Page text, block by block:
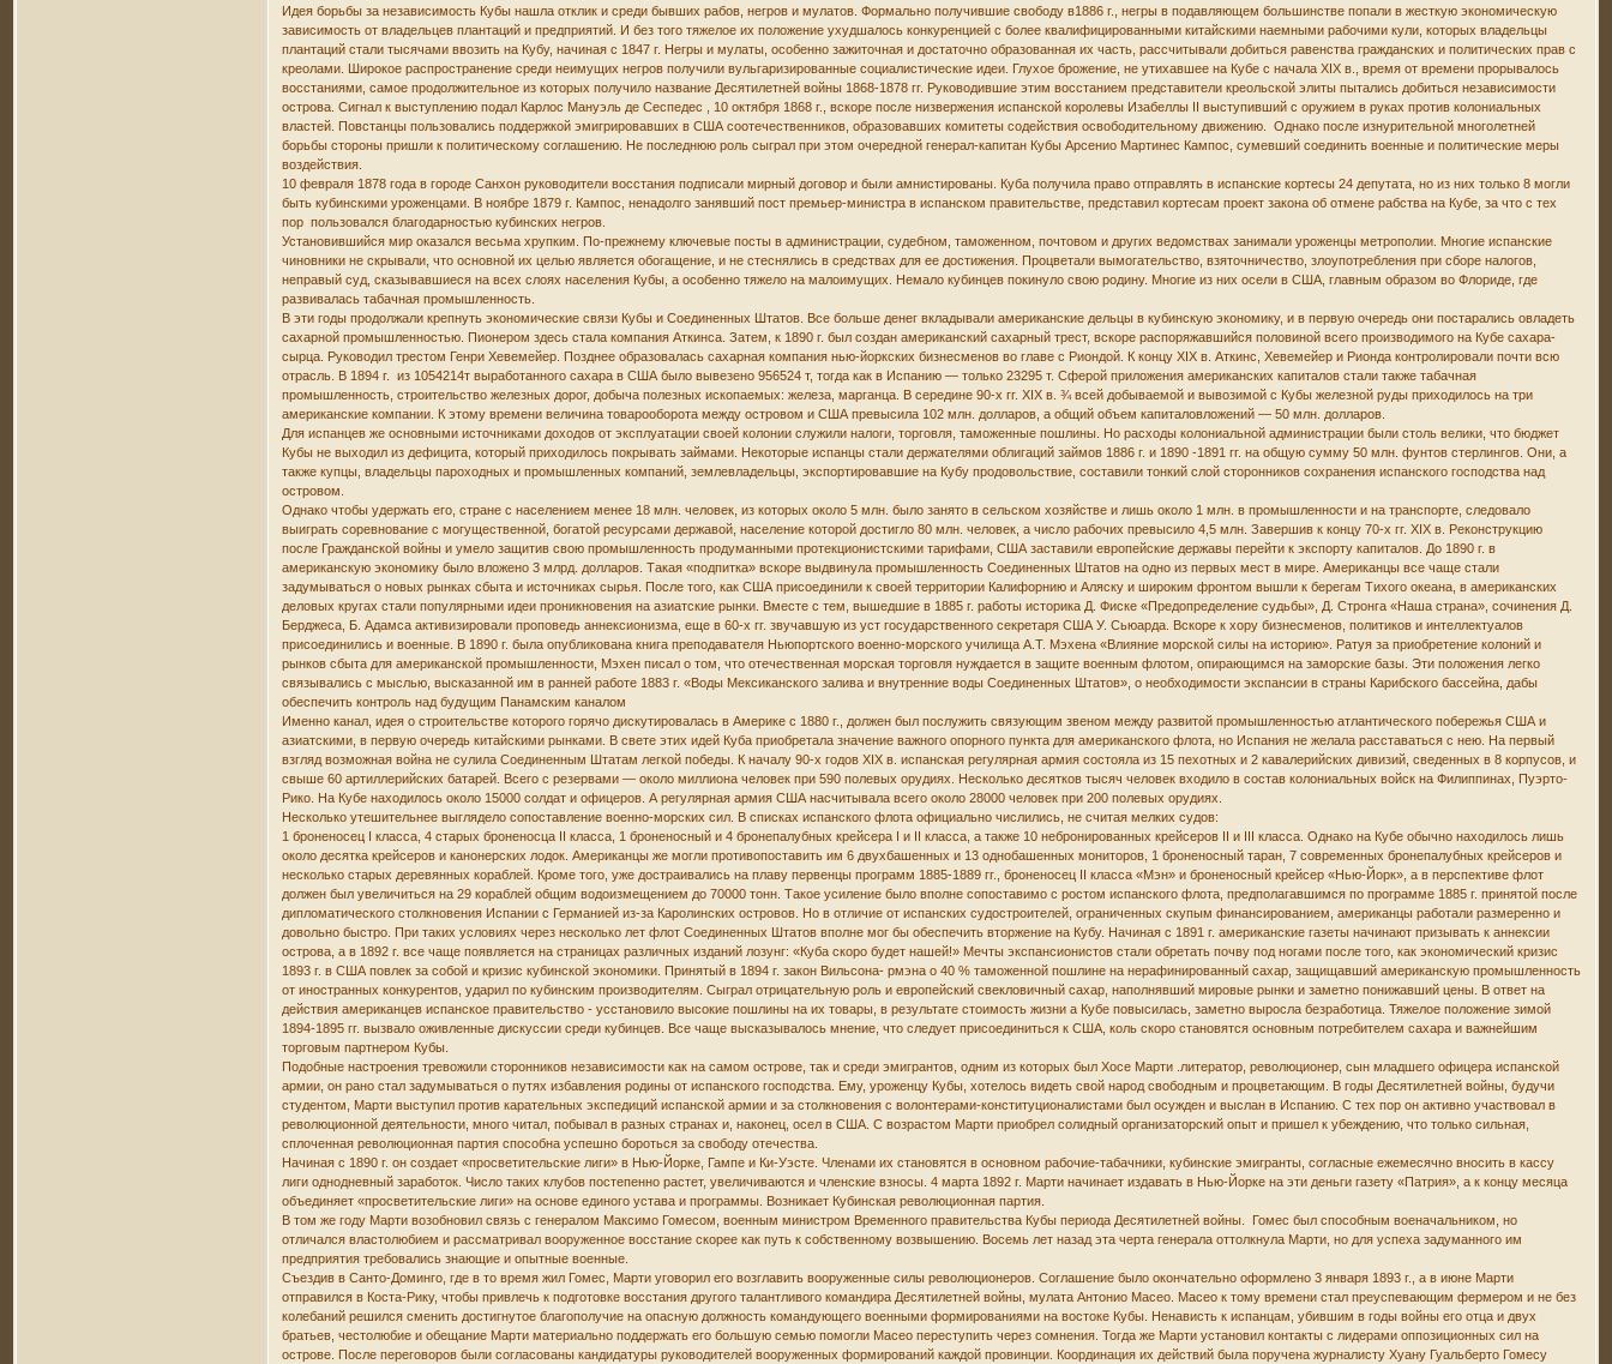
Идея борьбы за независимость Кубы нашла отклик и среди бывших рабов, негров и мулатов. Формально получившие свободу в1886 г., негры в подавляющем большинстве попали в жесткую экономическую
зависимость от владельцев плантаций и предприятий. И без того тяжелое их положение ухудшалось конкуренцией с более квалифицированными китайскими наемными рабочими кули, которых владельцы
плантаций стали тысячами ввозить на Кубу, начиная с 1847 г. Негры и мулаты, особенно зажиточная и достаточно образованная их часть, рассчитывали добиться равенства гражданских и политических прав с
креолами. Широкое распространение среди неимущих негров получили вульгаризированные социалистические идеи. Глухое брожение, не утихавшее на Кубе с начала XIX в., время от времени прорывалось
восстаниями, самое продолжительное из которых получило название Десятилетней войны 1868-1878 гг. Руководившие этим восстанием представители креольской элиты пытались добиться независимости
острова. Сигнал к выступлению подал Карлос Мануэль де Сеспедес , 10 октября 1868 г., вскоре после низвержения испанской королевы Изабеллы II выступивший с оружием в руках против колониальных
властей. Повстанцы пользовались поддержкой эмигрировавших в США соотечественников, образовавших комитеты содействия освободительному движению. Однако после изнурительной многолетней
борьбы стороны пришли к политическому соглашению. Не последнюю роль сыграл при этом очередной генерал-капитан Кубы Арсенио Мартинес Кампос, сумевший соединить военные и политические меры
воздействия.
10 февраля 1878 года в городе Санхон руководители восстания подписали мирный договор и были амнистированы. Куба получила право отправлять в испанские кортесы 24 депутата, но из них только 8 могли
быть кубинскими уроженцами. В ноябре 1879 г. Кампос, ненадолго занявший пост премьер-министра в испанском правительстве, представил кортесам проект закона об отмене рабства на Кубе, за что с тех
пор пользовался благодарностью кубинских негров.
Установившийся мир оказался весьма хрупким. По-прежнему ключевые посты в администрации, судебном, таможенном, почтовом и других ведомствах занимали уроженцы метрополии. Многие испанские
чиновники не скрывали, что основной их целью является обогащение, и не стеснялись в средствах для ее достижения. Процветали вымогательство, взяточничество, злоупотребления при сборе налогов,
неправый суд, сказывавшиеся на всех слоях населения Кубы, а особенно тяжело на малоимущих. Немало кубинцев покинуло свою родину. Многие из них осели в США, главным образом во Флориде, где
развивалась табачная промышленность.
В эти годы продолжали крепнуть экономические связи Кубы и Соединенных Штатов. Все больше денег вкладывали американские дельцы в кубинскую экономику, и в первую очередь они постарались овладеть
сахарной промышленностью. Пионером здесь стала компания Аткинса. Затем, к 1890 г. был создан американский сахарный трест, вскоре распоряжавшийся половиной всего производимого на Кубе сахара-
сырца. Руководил трестом Генри Хевемейер. Позднее образовалась сахарная компания нью-йоркских бизнесменов во главе с Риондой. К концу XIX в. Аткинс, Хевемейер и Рионда контролировали почти всю
отрасль. В 1894 г. из 1054214т выработанного сахара в США было вывезено 956524 т, тогда как в Испанию — только 23295 т. Сферой приложения американских капиталов стали также табачная
промышленность, строительство железных дорог, добыча полезных ископаемых: железа, марганца. В середине 90-х гг. XIX в. ¾ всей добываемой и вывозимой с Кубы железной руды приходилось на три
американские компании. К этому времени величина товарооборота между островом и США превысила 102 млн. долларов, а общий объем капиталовложений — 50 млн. долларов.
Для испанцев же основными источниками доходов от эксплуатации своей колонии служили налоги, торговля, таможенные пошлины. Но расходы колониальной администрации были столь велики, что бюджет
Кубы не выходил из дефицита, который приходилось покрывать займами. Некоторые испанцы стали держателями облигаций займов 1886 г. и 1890 -1891 гг. на общую сумму 50 млн. фунтов стерлингов. Они, а
также купцы, владельцы пароходных и промышленных компаний, землевладельцы, экспортировавшие на Кубу продовольствие, составили тонкий слой сторонников сохранения испанского господства над
островом.
Однако чтобы удержать его, стране с населением менее 18 млн. человек, из которых около 5 млн. было занято в сельском хозяйстве и лишь около 1 млн. в промышленности и на транспорте, следовало
выиграть соревнование с могущественной, богатой ресурсами державой, население которой достигло 80 млн. человек, а число рабочих превысило 4,5 млн. Завершив к концу 70-х гг. XIX в. Реконструкцию
после Гражданской войны и умело защитив свою промышленность продуманными протекционистскими тарифами, США заставили европейские державы перейти к экспорту капиталов. До 1890 г. в
американскую экономику было вложено 3 млрд. долларов. Такая «подпитка» вскоре выдвинула промышленность Соединенных Штатов на одно из первых мест в мире. Американцы все чаще стали
задумываться о новых рынках сбыта и источниках сырья. После того, как США присоединили к своей территории Калифорнию и Аляску и широким фронтом вышли к берегам Тихого океана, в американских
деловых кругах стали популярными идеи проникновения на азиатские рынки. Вместе с тем, вышедшие в 1885 г. работы историка Д. Фиске «Предопределение судьбы», Д. Стронга «Наша страна», сочинения Д.
Берджеса, Б. Адамса активизировали проповедь аннексионизма, еще в 60-х гг. звучавшую из уст государственного секретаря США У. Сьюарда. Вскоре к хору бизнесменов, политиков и интеллектуалов
присоединились и военные. В 1890 г. была опубликована книга преподавателя Ньюпортского военно-морского училища А.Т. Мэхена «Влияние морской силы на историю». Ратуя за приобретение колоний и
рынков сбыта для американской промышленности, Мэхен писал о том, что отечественная морская торговля нуждается в защите военным флотом, опирающимся на заморские базы. Эти положения легко
связывались с мыслью, высказанной им в ранней работе 1883 г. «Воды Мексиканского залива и внутренние воды Соединенных Штатов», о необходимости экспансии в страны Карибского бассейна, дабы
обеспечить контроль над будущим Панамским каналом
Именно канал, идея о строительстве которого горячо дискутировалась в Америке с 1880 г., должен был послужить связующим звеном между развитой промышленностью атлантического побережья США и
азиатскими, в первую очередь китайскими рынками. В свете этих идей Куба приобретала значение важного опорного пункта для американского флота, но Испания не желала расставаться с нею. На первый
взгляд возможная война не сулила Соединенным Штатам легкой победы. К началу 90-х годов XIX в. испанская регулярная армия состояла из 15 пехотных и 2 кавалерийских дивизий, сведенных в 8 корпусов, и
свыше 60 артиллерийских батарей. Всего с резервами — около миллиона человек при 590 полевых орудиях. Несколько десятков тысяч человек входило в состав колониальных войск на Филиппинах, Пуэрто-
Рико. На Кубе находилось около 15000 солдат и офицеров. А регулярная армия США насчитывала всего около 28000 человек при 200 полевых орудиях.
Несколько утешительнее выглядело сопоставление военно-морских сил. В списках испанского флота официально числились, не считая мелких судов:
1 броненосец I класса, 4 старых броненосца II класса, 1 броненосный и 4 бронепалубных крейсера I и II класса, а также 10 небронированных крейсеров II и III класса. Однако на Кубе обычно находилось лишь
около десятка крейсеров и канонерских лодок. Американцы же могли противопоставить им 6 двухбашенных и 13 однобашенных мониторов, 1 броненосный таран, 7 современных бронепалубных крейсеров и
несколько старых деревянных кораблей. Кроме того, уже достраивались на плаву первенцы программ 1885-1889 гг., броненосец II класса «Мэн» и броненосный крейсер «Нью-Йорк», а в перспективе флот
должен был увеличиться на 29 кораблей общим водоизмещением до 70000 тонн. Такое усиление было вполне сопоставимо с ростом испанского флота, предполагавшимся по программе 1885 г. принятой после
дипломатического столкновения Испании с Германией из-за Каролинских островов. Но в отличие от испанских судостроителей, ограниченных скупым финансированием, американцы работали размеренно и
довольно быстро. При таких условиях через несколько лет флот Соединенных Штатов вполне мог бы обеспечить вторжение на Кубу. Начиная с 1891 г. американские газеты начинают призывать к аннексии
острова, а в 1892 г. все чаще появляется на страницах различных изданий лозунг: «Куба скоро будет нашей!» Мечты экспансионистов стали обретать почву под ногами после того, как экономический кризис
1893 г. в США повлек за собой и кризис кубинской экономики. Принятый в 1894 г. закон Вильсона- рмэна о 40 % таможенной пошлине на нерафинированный сахар, защищавший американскую промышленность
от иностранных конкурентов, ударил по кубинским производителям. Сыграл отрицательную роль и европейский свекловичный сахар, наполнявший мировые рынки и заметно понижавший цены. В ответ на
действия американцев испанское правительство - усстановило высокие пошлины на их товары, в результате стоимость жизни а Кубе повысилась, заметно выросла безработица. Тяжелое положение зимой
1894-1895 гг. вызвало оживленные дискуссии среди кубинцев. Все чаще высказывалось мнение, что следует присоединиться к США, коль скоро становятся основным потребителем сахара и важнейшим
торговым партнером Кубы.
Подобные настроения тревожили сторонников независимости как на самом острове, так и среди эмигрантов, одним из которых был Хосе Марти .литератор, революционер, сын младшего офицера испанской
армии, он рано стал задумываться о путях избавления родины от испанского господства. Ему, уроженцу Кубы, хотелось видеть свой народ свободным и процветающим. В годы Десятилетней войны, будучи
студентом, Марти выступил против карательных экспедиций испанской армии и за столкновения с волонтерами-конституционалистами был осужден и выслан в Испанию. С тех пор он активно участвовал в
революционной деятельности, много читал, побывал в разных странах и, наконец, осел в США. С возрастом Марти приобрел солидный организаторский опыт и пришел к убеждению, что только сильная,
сплоченная революционная партия способна успешно бороться за свободу отечества.
Начиная с 1890 г. он создает «просветительские лиги» в Нью-Йорке, Гампе и Ки-Уэсте. Членами их становятся в основном рабочие-табачники, кубинские эмигранты, согласные ежемесячно вносить в кассу
лиги однодневный заработок. Число таких клубов постепенно растет, увеличиваются и членские взносы. 4 марта 1892 г. Марти начинает издавать в Нью-Йорке на эти деньги газету «Патрия», а к концу месяца
объединяет «просветительские лиги» на основе единого устава и программы. Возникает Кубинская революционная партия.
В том же году Марти возобновил связь с генералом Максимо Гомесом, военным министром Временного правительства Кубы периода Десятилетней войны. Гомес был способным военачальником, но
отличался властолюбием и рассматривал вооруженное восстание скорее как путь к собственному возвышению. Восемь лет назад эта черта генерала оттолкнула Марти, но для успеха задуманного им
предприятия требовались знающие и опытные военные.
Съездив в Санто-Доминго, где в то время жил Гомес, Марти уговорил его возглавить вооруженные силы революционеров. Соглашение было окончательно оформлено 3 января 1893 г., а в июне Марти
отправился в Коста-Рику, чтобы привлечь к подготовке восстания другого талантливого командира Десятилетней войны, мулата Антонио Масео. Масео к тому времени стал преуспевающим фермером и не без
колебаний решился сменить достигнутое благополучие на опасную должность командующего военными формированиями на востоке Кубы. Ненависть к испанцам, убившим в годы войны его отца и двух
братьев, честолюбие и обещание Марти материально поддержать его большую семью помогли Масео переступить через сомнения. Тогда же Марти установил контакты с лидерами оппозиционных сил на
острове. После переговоров были согласованы кандидатуры руководителей вооруженных формирований каждой провинции. Координация их действий была поручена журналисту Хуану Гуальберто Гомесу